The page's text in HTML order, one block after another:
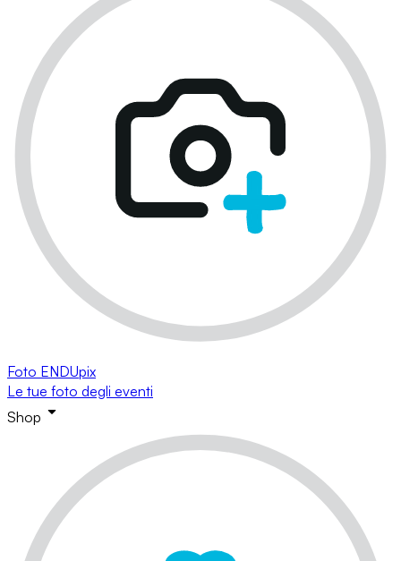
Foto ENDUpix
Le tue foto degli eventi
Shop